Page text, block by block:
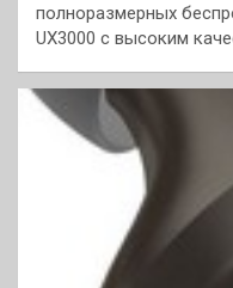
полноразмерных
UX3000 с высоким